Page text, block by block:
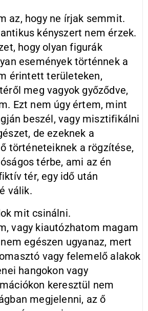
az, hogy ne írjak semmit.
kényszert nem érzek.
hogy olyan figurák
események történnek a
érintett területeken,
meg vagyok győződve,
Ezt nem úgy értem, mint
beszél, vagy misztifikálni
de ezeknek a
történeteiknek a rögzítése,
térbe, ami az én
tér, egy idő után
válik.
mit csinálni.
vagy kiautózhatom magam
egészen ugyanaz, mert
vagy felemelő alakok
hangokon vagy
keresztül nem
megjelenni, az ő